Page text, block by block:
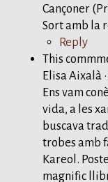
Cançoner
Sort amb la
Reply
This
Elisa Aixalà ·
Ens vam
vida, a les
buscava
trobes amb
Kareol.
magnific